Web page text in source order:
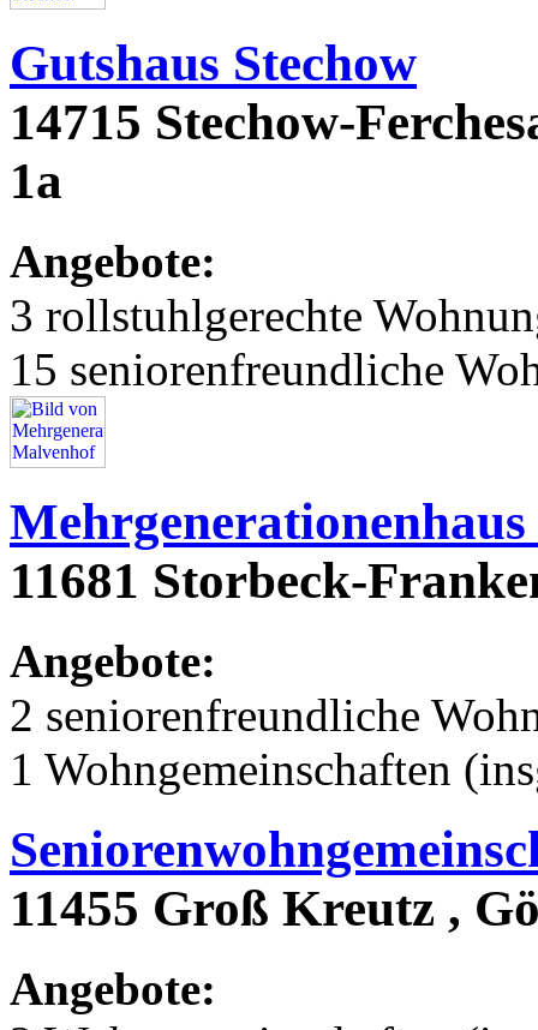
Gutshaus Stechow
14715 Stechow-
1a
Angebote:
3 rollstuhlgerechte
15 seniorenfreundliche
11681 Storbeck-
Angebote:
2 seniorenfreundliche
1 Wohngemeinschaften
11455 Groß Kreutz ,
Angebote: